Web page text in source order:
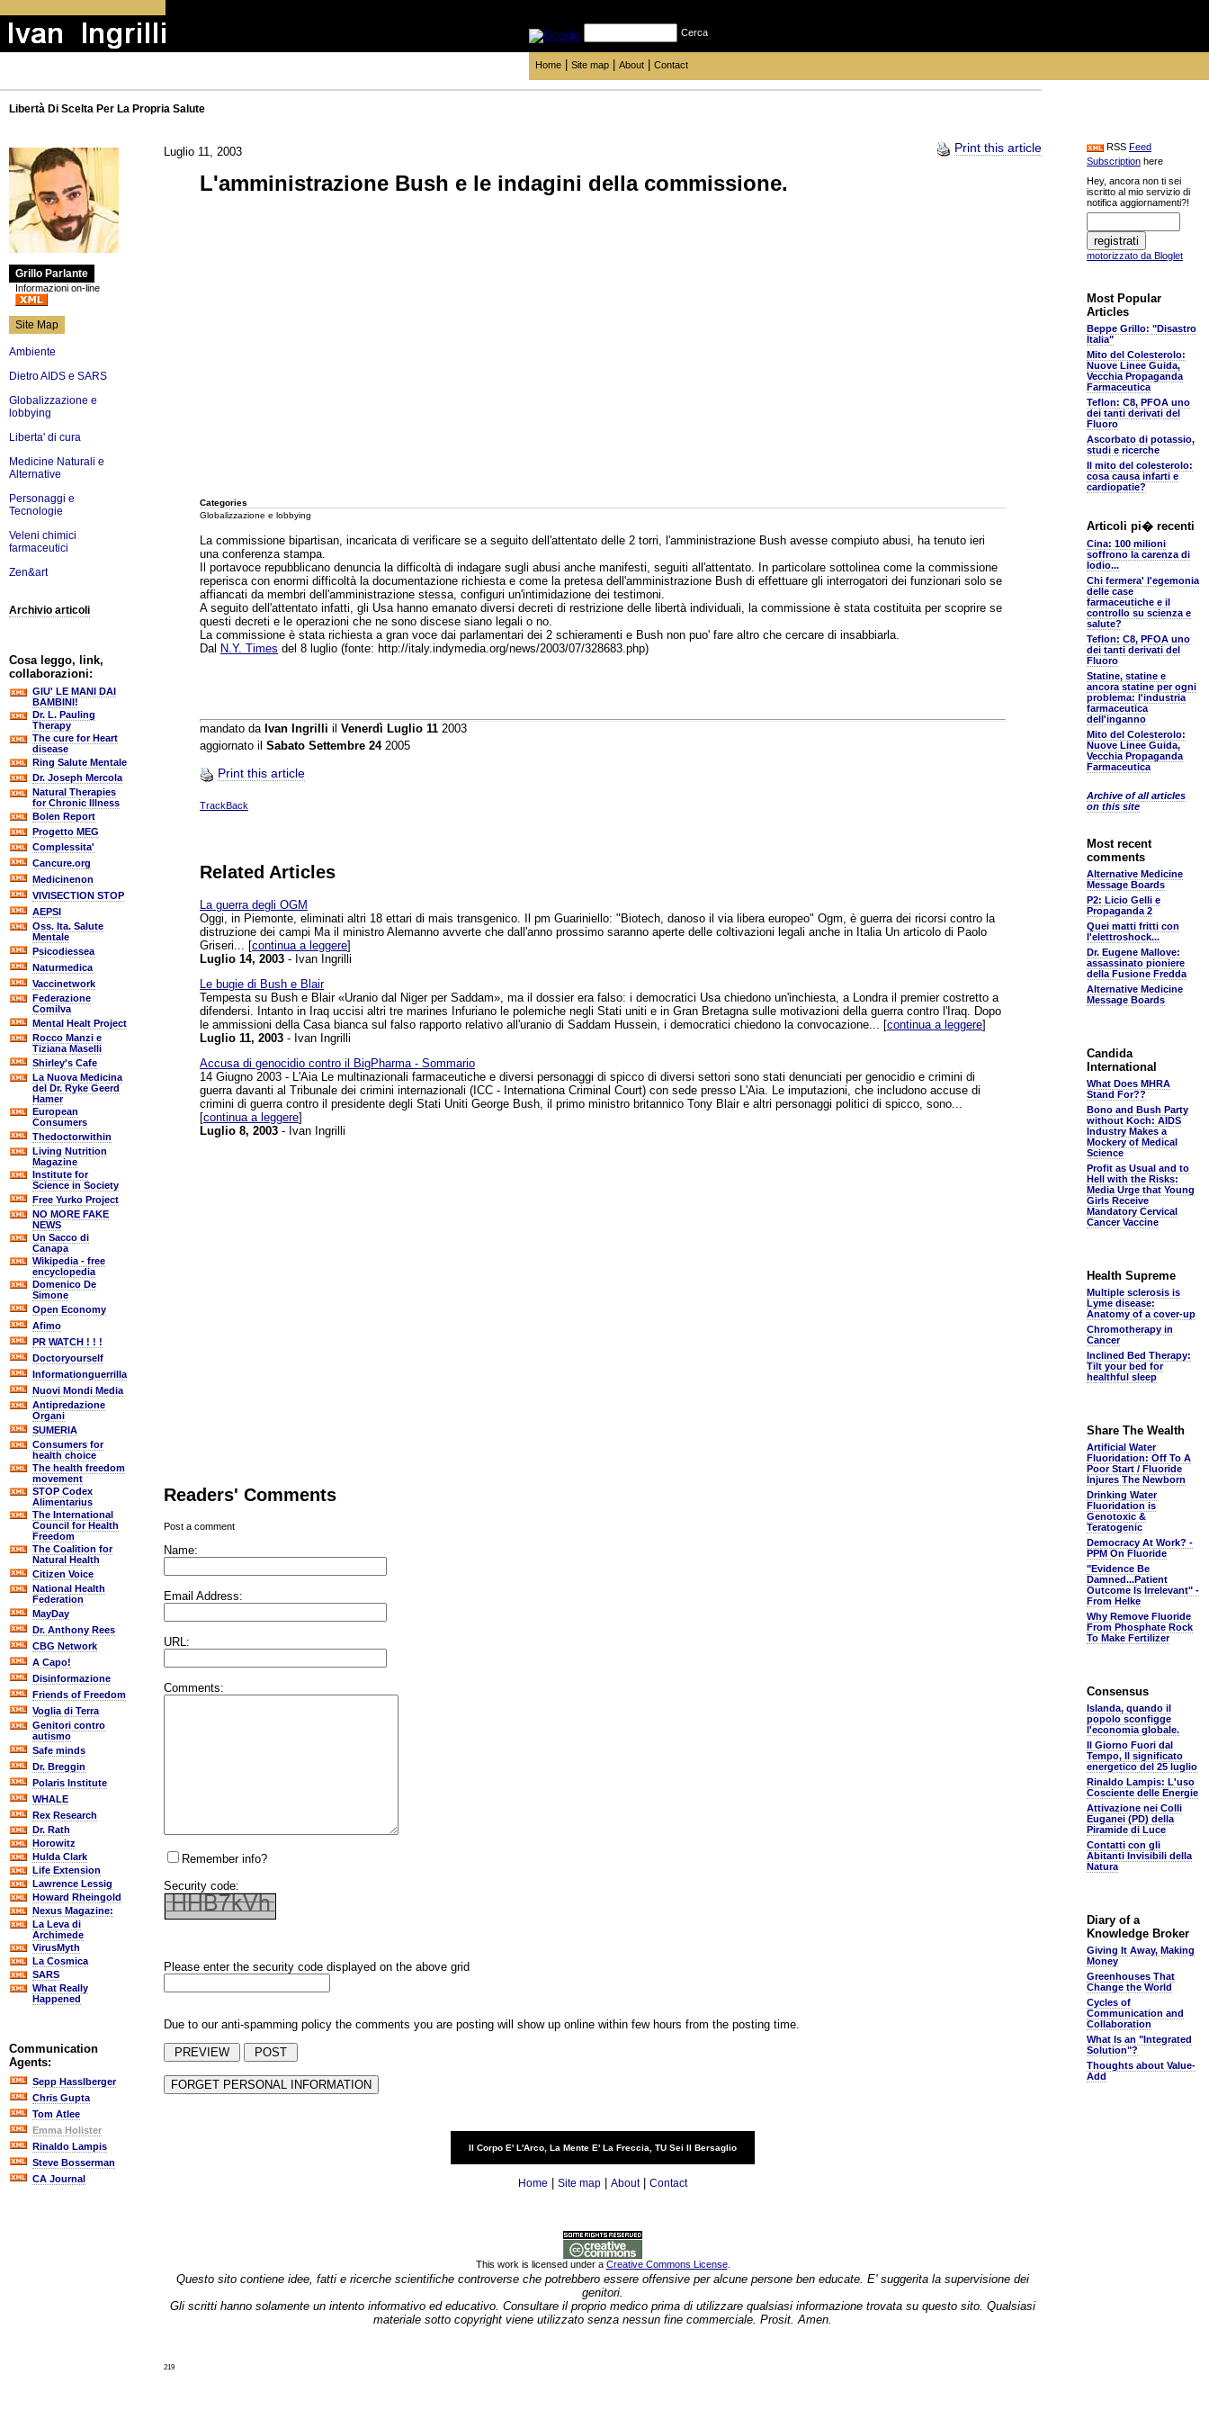
Cerca
Home Site map About Contact
Libertà Di Scelta Per La Propria Salute
Grillo Parlante
Informazioni on-line
Site Map
Ambiente
Dietro AIDS e SARS
Globalizzazione e
lobbying
Liberta' di cura
Medicine Naturali e
Alternative
Personaggi e
Tecnologie
Veleni chimici
farmaceutici
Zen&art
Archivio articoli
Cosa leggo, link,
collaborazioni:
GIU' LE MANI DAI
BAMBINI!
Dr. L. Pauling
Therapy
The cure for Heart
disease
Ring Salute Mentale
Dr. Joseph Mercola
Natural Therapies
for Chronic Illness
Bolen Report
Progetto MEG
Complessita'
Cancure.org
Medicinenon
VIVISECTION STOP
AEPSI
Oss. Ita. Salute
Mentale
Psicodiessea
Naturmedica
Vaccinetwork
Federazione
Comilva
Mental Healt Project
Rocco Manzi e
Tiziana Maselli
Shirley's Cafe
La Nuova Medicina
del Dr. Ryke Geerd
Hamer
European
Consumers
Thedoctorwithin
Living Nutrition
Magazine
Institute for
Science in Society
Free Yurko Project
NO MORE FAKE
NEWS
Un Sacco di
Canapa
Wikipedia - free
encyclopedia
Domenico De
Simone
Open Economy
Afimo
PR WATCH ! ! !
Doctoryourself
Informationguerrilla
Nuovi Mondi Media
Antipredazione
Organi
SUMERIA
Consumers for
health choice
The health freedom
movement
STOP Codex
Alimentarius
The International
Council for Health
Freedom
The Coalition for
Natural Health
Citizen Voice
National Health
Federation
MayDay
Dr. Anthony Rees
CBG Network
A Capo!
Disinformazione
Friends of Freedom
Voglia di Terra
Genitori contro
autismo
Safe minds
Dr. Breggin
Polaris Institute
WHALE
Rex Research
Dr. Rath
Horowitz
Hulda Clark
Life Extension
Lawrence Lessig
Howard Rheingold
Nexus Magazine:
La Leva di
Archimede
VirusMyth
La Cosmica
SARS
What Really
Happened
Communication
Agents:
Sepp Hasslberger
Chris Gupta
Tom Atlee
Emma Holister
Rinaldo Lampis
Steve Bosserman
CA Journal
Luglio 11, 2003 Print this article
L'amministrazione Bush e le indagini della commissione.
Categories
Globalizzazione e lobbying
La commissione bipartisan, incaricata di verificare se a seguito dell'attentato delle 2 torri, l'amministrazione Bush avesse compiuto abusi, ha tenuto ieri
una conferenza stampa.
Il portavoce repubblicano denuncia la difficoltà di indagare sugli abusi anche manifesti, seguiti all'attentato. In particolare sottolinea come la commissione
reperisca con enormi difficoltà la documentazione richiesta e come la pretesa dell'amministrazione Bush di effettuare gli interrogatori dei funzionari solo se
affiancati da membri dell'amministrazione stessa, configuri un'intimidazione dei testimoni.
A seguito dell'attentato infatti, gli Usa hanno emanato diversi decreti di restrizione delle libertà individuali, la commissione è stata costituita per scoprire se
questi decreti e le operazioni che ne sono discese siano legali o no.
La commissione è stata richiesta a gran voce dai parlamentari dei 2 schieramenti e Bush non puo' fare altro che cercare di insabbiarla.
Dal N.Y. Times del 8 luglio (fonte: http://italy.indymedia.org/news/2003/07/328683.php)
mandato da Ivan Ingrilli il Venerdì Luglio 11 2003
aggiornato il Sabato Settembre 242005
Print this article
TrackBack
Related Articles
La guerra degli OGM
Oggi, in Piemonte, eliminati altri 18 ettari di mais transgenico. Il pm Guariniello: "Biotech, danoso il via libera europeo" Ogm, è guerra dei ricorsi contro la
distruzione dei campi Ma il ministro Alemanno avverte che dall'anno prossimo saranno aperte delle coltivazioni legali anche in Italia Un articolo di Paolo
Griseri... [continua a leggere]
Luglio 14, 2003 - Ivan Ingrilli
Le bugie di Bush e Blair
Tempesta su Bush e Blair «Uranio dal Niger per Saddam», ma il dossier era falso: i democratici Usa chiedono un'inchiesta, a Londra il premier costretto a
difendersi. Intanto in Iraq uccisi altri tre marines Infuriano le polemiche negli Stati uniti e in Gran Bretagna sulle motivazioni della guerra contro l'Iraq. Dopo
le ammissioni della Casa bianca sul falso rapporto relativo all'uranio di Saddam Hussein, i democratici chiedono la convocazione... [continua a leggere]
Luglio 11, 2003 - Ivan Ingrilli
Accusa di genocidio contro il BigPharma - Sommario
14 Giugno 2003 - L'Aia Le multinazionali farmaceutiche e diversi personaggi di spicco di diversi settori sono stati denunciati per genocidio e crimini di
guerra davanti al Tribunale dei crimini internazionali (ICC - Internationa Criminal Court) con sede presso L'Aia. Le imputazioni, che includono accuse di
crimini di guerra contro il presidente degli Stati Uniti George Bush, il primo ministro britannico Tony Blair e altri personaggi politici di spicco, sono...
[continua a leggere]
Luglio 8, 2003 - Ivan Ingrilli
Readers' Comments
Post a comment
Name:
Email Address:
URL:
Comments:
Remember info?
Security code:
Please enter the security code displayed on the above grid
Due to our anti-spamming policy the comments you are posting will show up online within few hours from the posting time.
Il Corpo E' L'Arco, La Mente E' La Freccia, TU Sei Il Bersaglio
Home Site map About| Contact
This work is licensed under a Creative Commons License.
Questo sito contiene idee, fatti e ricerche scientifiche controverse che potrebbero essere offensive per alcune persone ben educate. E' suggerita la supervisione dei
genitori.
Gli scritti hanno solamente un intento informativo ed educativo. Consultare il proprio medico prima di utilizzare qualsiasi informazione trovata su questo sito. Qualsiasi
materiale sotto copyright viene utilizzato senza nessun fine commerciale. Prosit. Amen.
219
RSS Feed
Subscription here
Hey, ancora non ti sei
iscritto al mio servizio di
notifica aggiornamenti?!
motorizzato da Bloglet
Most Popular
Articles
Beppe Grillo: "Disastro
Italia"
Mito del Colesterolo:
Nuove Linee Guida,
Vecchia Propaganda
Farmaceutica
Teflon: C8, PFOA uno
dei tanti derivati del
Fluoro
Ascorbato di potassio,
studi e ricerche
Il mito del colesterolo:
cosa causa infarti e
cardiopatie?
Articoli pi� recenti
Cina: 100 milioni
soffrono la carenza di
Iodio...
Chi fermera' l'egemonia
delle case
farmaceutiche e il
controllo su scienza e
salute?
Teflon: C8, PFOA uno
dei tanti derivati del
Fluoro
Statine, statine e
ancora statine per ogni
problema: l'industria
farmaceutica
dell'inganno
Mito del Colesterolo:
Nuove Linee Guida,
Vecchia Propaganda
Farmaceutica
Archive of all articles
on this site
Most recent
comments
Alternative Medicine
Message Boards
P2: Licio Gelli e
Propaganda 2
Quei matti fritti con
l'elettroshock...
Dr. Eugene Mallove:
assassinato pioniere
della Fusione Fredda
Alternative Medicine
Message Boards
Candida
International
What Does MHRA
Stand For??
Bono and Bush Party
without Koch: AIDS
Industry Makes a
Mockery of Medical
Science
Profit as Usual and to
Hell with the Risks:
Media Urge that Young
Girls Receive
Mandatory Cervical
Cancer Vaccine
Health Supreme
Multiple sclerosis is
Lyme disease:
Anatomy of a cover-up
Chromotherapy in
Cancer
Inclined Bed Therapy:
Tilt your bed for
healthful sleep
Share The Wealth
Artificial Water
Fluoridation: Off To A
Poor Start / Fluoride
Injures The Newborn
Drinking Water
Fluoridation is
Genotoxic &
Teratogenic
Democracy At Work? -
PPM On Fluoride
"Evidence Be
Damned...Patient
Outcome Is Irrelevant" -
From Helke
Why Remove Fluoride
From Phosphate Rock
To Make Fertilizer
Consensus
Islanda, quando il
popolo sconfigge
l'economia globale.
Il Giorno Fuori dal
Tempo, Il significato
energetico del 25 luglio
Rinaldo Lampis: L'uso
Cosciente delle Energie
Attivazione nei Colli
Euganei (PD) della
Piramide di Luce
Contatti con gli
Abitanti Invisibili della
Natura
Diary of a
Knowledge Broker
Giving It Away, Making
Money
Greenhouses That
Change the World
Cycles of
Communication and
Collaboration
What Is an "Integrated
Solution"?
Thoughts about Value-
Add